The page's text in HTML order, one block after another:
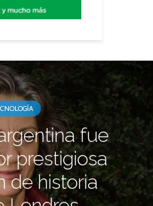
fue
prestigiosa
de historia